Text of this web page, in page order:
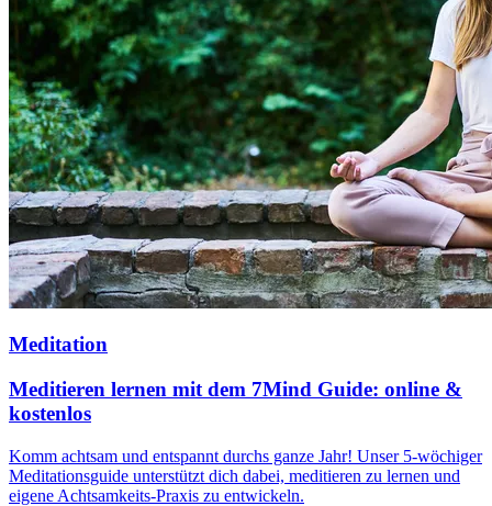
Meditation
Meditieren lernen mit dem 7Mind Guide: online &
kostenlos
Komm acht­sam und ent­spannt durchs ganze Jahr! Unser 5-wöchi­ger
Medi­ta­ti­ons­guide unter­stützt dich dabei, meditieren zu lernen und
eigene Achtsamkeits-Praxis zu ent­wi­ckeln.